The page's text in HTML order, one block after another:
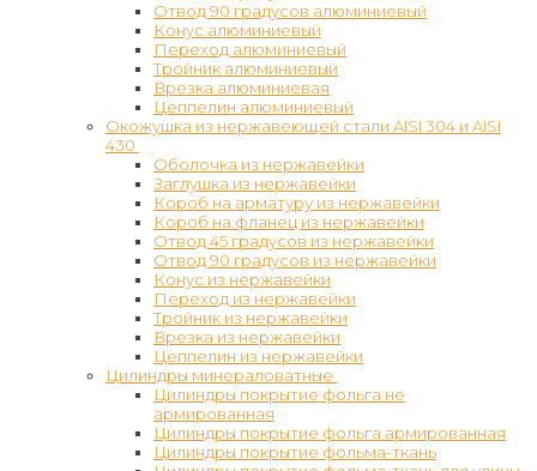
Отвод 90 градусов алюминиевый
Конус алюминиевый
Переход алюминиевый
Тройник алюминиевый
Врезка алюминиевая
Цеппелин алюминиевый
Окожушка из нержавеющей стали AISI 304 и AISI
430
Оболочка из нержавейки
Заглушка из нержавейки
Короб на арматуру из нержавейки
Короб на фланец из нержавейки
Отвод 45 градусов из нержавейки
Отвод 90 градусов из нержавейки
Конус из нержавейки
Переход из нержавейки
Тройник из нержавейки
Врезка из нержавейки
Цеппелин из нержавейки
Цилиндры минераловатные
Цилиндры покрытие фольга не
армированная
Цилиндры покрытие фольга армированная
Цилиндры покрытие фольма-ткань